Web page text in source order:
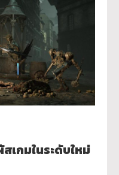
เกมในระดับใหม่